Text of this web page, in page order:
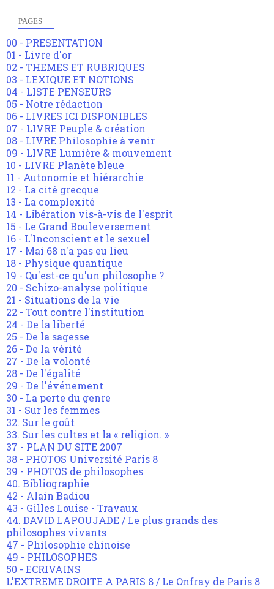
PAGES
00 - PRESENTATION
01 - Livre d'or
02 - THEMES ET RUBRIQUES
03 - LEXIQUE ET NOTIONS
04 - LISTE PENSEURS
05 - Notre rédaction
06 - LIVRES ICI DISPONIBLES
07 - LIVRE Peuple & création
08 - LIVRE Philosophie à venir
09 - LIVRE Lumière & mouvement
10 - LIVRE Planète bleue
11 - Autonomie et hiérarchie
12 - La cité grecque
13 - La complexité
14 - Libération vis-à-vis de l'esprit
15 - Le Grand Bouleversement
16 - L'Inconscient et le sexuel
17 - Mai 68 n'a pas eu lieu
18 - Physique quantique
19 - Qu'est-ce qu'un philosophe ?
20 - Schizo-analyse politique
21 - Situations de la vie
22 - Tout contre l'institution
24 - De la liberté
25 - De la sagesse
26 - De la vérité
27 - De la volonté
28 - De l'égalité
29 - De l'événement
30 - La perte du genre
31 - Sur les femmes
32. Sur le goût
33. Sur les cultes et la « religion. »
37 - PLAN DU SITE 2007
38 - PHOTOS Université Paris 8
39 - PHOTOS de philosophes
40. Bibliographie
42 - Alain Badiou
43 - Gilles Louise - Travaux
44. DAVID LAPOUJADE / Le plus grands des
philosophes vivants
47 - Philosophie chinoise
49 - PHILOSOPHES
50 - ECRIVAINS
L'EXTREME DROITE A PARIS 8 / Le Onfray de Paris 8